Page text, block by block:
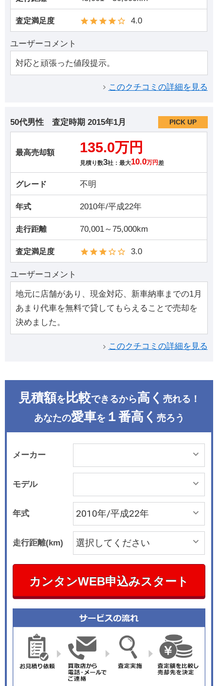
査定満足度 4.0
ユーザーコメント
対応と頑張った値段提示。
このクチコミの詳細を見る
50代男性 査定時期 2015年1月 PICK UP
最高売却額 135.0万円
見積り数3社：最大10.0万円 差
グレード 不明
年式 2010年/平成22年
走行距離 70,001～75,000km
査定満足度 3.0
ユーザーコメント
地元に店舗があり、現金対応、新車納車までの1月
あまり代車を無料で貸してもらえることで売却を
決めました。
このクチコミの詳細を見る
見積額を 比較できるから高く 売れる！
あなたの愛車を １番高く 売ろう
メーカー
モデル
年式
走行距離(km)
カンタンWEB申込みスタート